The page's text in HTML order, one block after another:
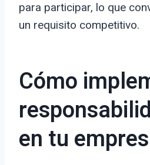
para participar, lo que
un requisito competitivo.
Cómo
en tu